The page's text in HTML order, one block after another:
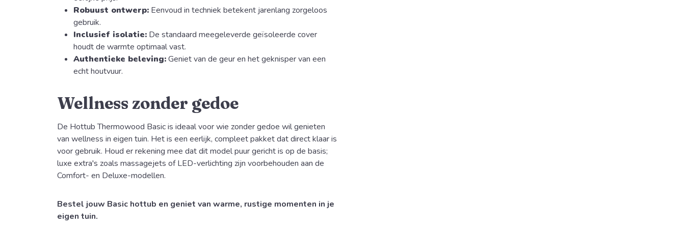
Robuust ontwerp: Eenvoud in techniek betekent jarenlang zorgeloos
gebruik.
Inclusief isolatie: De standaard meegeleverde geïsoleerde cover
houdt de warmte optimaal vast.
Authentieke beleving:Geniet van de geur en het geknisper van een
echt houtvuur.
Wellness zonder gedoe
De Hottub Thermowood Basic is ideaal voor wie zonder gedoe wil genieten
van wellness in eigen tuin. Het is een eerlijk, compleet pakket dat direct klaar is
voor gebruik. Houd er rekening mee dat dit model puur gericht is op de basis;
luxe extra's zoals massagejets of LED-verlichting zijn voorbehouden aan de
Comfort- en Deluxe-modellen.
Bestel jouw Basic hottub en geniet van warme, rustige momenten in je
eigen tuin.